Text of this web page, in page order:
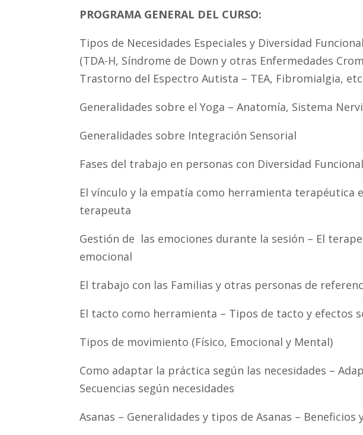
PROGRAMA GENERAL DEL CURSO:
Tipos de Necesidades Especiales y Diversidad
(TDA-H, Síndrome de Down y otras Enfermedades
Trastorno del Espectro Autista – TEA, Fibromialgia,
Generalidades sobre el Yoga – Anatomía, Sistema
Generalidades sobre Integración Sensorial
Fases del trabajo en personas con Diversidad Funcional
El vínculo y la empatía como herramienta terapéutica
terapeuta
Gestión de las emociones durante la sesión – El
emocional
El trabajo con las Familias y otras personas de
El tacto como herramienta – Tipos de tacto y efectos
Tipos de movimiento (Físico, Emocional y Mental)
Como adaptar la práctica según las necesidades –
Secuencias según necesidades
Asanas – Generalidades y tipos de Asanas –